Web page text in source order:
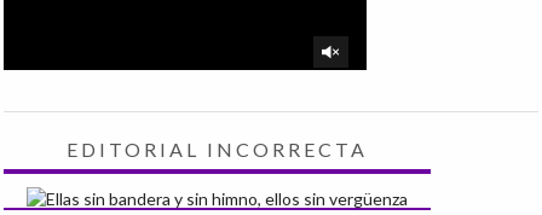
EDITORIAL INCORRECTA